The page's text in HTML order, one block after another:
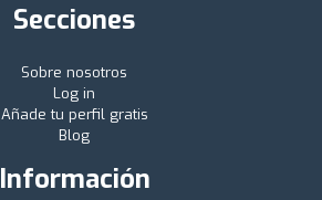
Secciones
Sobre nosotros
Log in
Añade tu perfil gratis
Blog
Información